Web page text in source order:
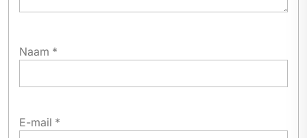
Naam *
E-mail *